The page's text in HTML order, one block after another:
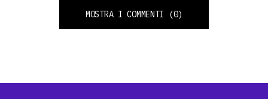
MOSTRA I COMMENTI (0)